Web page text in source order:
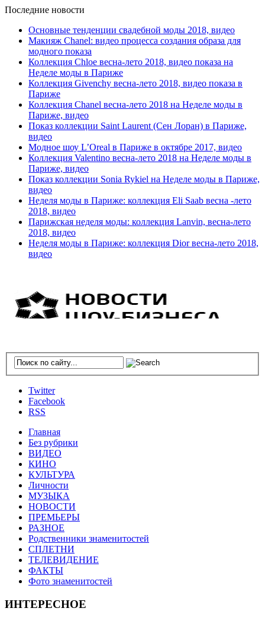
Последние новости
Основные тенденции свадебной моды 2018, видео
Макияж Chanel: видео процесса создания образа для
модного показа
Коллекция Chloe весна-лето 2018, видео показа на
Неделе моды в Париже
Коллекция Givenchy весна-лето 2018, видео показа в
Париже
Коллекция Chanel весна-лето 2018 на Неделе моды в
Париже, видео
Показ коллекции Saint Laurent (Сен Лоран) в Париже,
видео
Модное шоу L’Oreal в Париже в октябре 2017, видео
Коллекция Valentino весна-лето 2018 на Неделе моды в
Париже, видео
Показ коллекции Sonia Rykiel на Неделе моды в Париже,
видео
Неделя моды в Париже: коллекция Eli Saab весна -лето
2018, видео
Парижская неделя моды: коллекция Lanvin, весна-лето
2018, видео
Неделя моды в Париже: коллекция Dior весна-лето 2018,
видео
Twitter
Facebook
RSS
Главная
Без рубрики
ВИДЕО
КИНО
КУЛЬТУРА
Личности
МУЗЫКА
НОВОСТИ
ПРЕМЬЕРЫ
РАЗНОЕ
Родственники знаменитостей
СПЛЕТНИ
ТЕЛЕВИДЕНИЕ
ФАКТЫ
Фото знаменитостей
ИНТЕРЕСНОЕ